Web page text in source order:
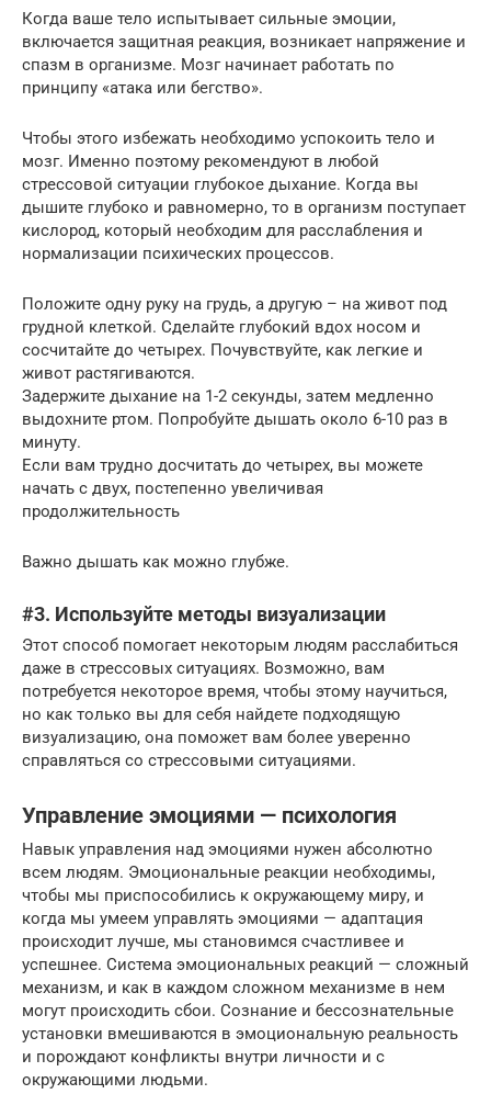
Когда ваше тело испытывает сильные эмоции,
включается защитная реакция, возникает напряжение и
спазм в организме. Мозг начинает работать по
принципу «атака или бегство».
Чтобы этого избежать необходимо успокоить тело и
мозг. Именно поэтому рекомендуют в любой
стрессовой ситуации глубокое дыхание. Когда вы
дышите глубоко и равномерно, то в организм поступает
кислород, который необходим для расслабления и
нормализации психических процессов.
Положите одну руку на грудь, а другую – на живот под
грудной клеткой. Сделайте глубокий вдох носом и
сосчитайте до четырех. Почувствуйте, как легкие и
живот растягиваются.
Задержите дыхание на 1-2 секунды, затем медленно
выдохните ртом. Попробуйте дышать около 6-10 раз в
минуту.
Если вам трудно досчитать до четырех, вы можете
начать с двух, постепенно увеличивая
продолжительность
Важно дышать как можно глубже.
#3. Используйте методы визуализации
Этот способ помогает некоторым людям расслабиться
даже в стрессовых ситуациях. Возможно, вам
потребуется некоторое время, чтобы этому научиться,
но как только вы для себя найдете подходящую
визуализацию, она поможет вам более уверенно
справляться со стрессовыми ситуациями.
Управление эмоциями — психология
Навык управления над эмоциями нужен абсолютно
всем людям. Эмоциональные реакции необходимы,
чтобы мы приспособились к окружающему миру, и
когда мы умеем управлять эмоциями — адаптация
происходит лучше, мы становимся счастливее и
успешнее. Система эмоциональных реакций — сложный
механизм, и как в каждом сложном механизме в нем
могут происходить сбои. Сознание и бессознательные
установки вмешиваются в эмоциональную реальность
и порождают конфликты внутри личности и с
окружающими людьми.